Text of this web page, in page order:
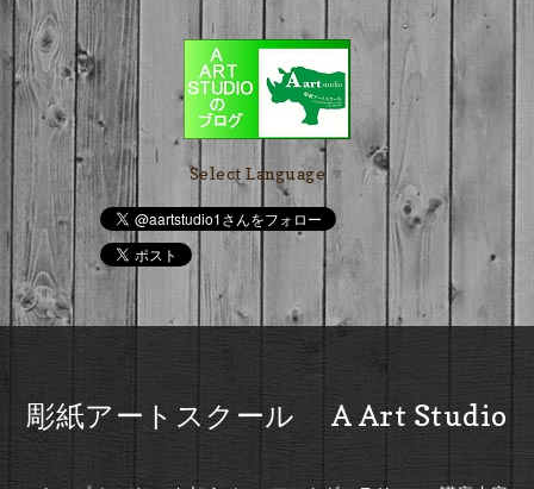
Select Language ▼
彫紙アートスクール A Art Studio